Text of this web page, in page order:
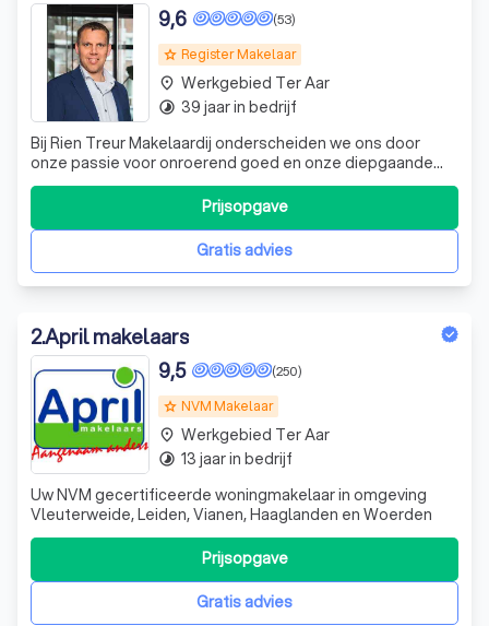
grade Register Makelaar
(53)
9,6
Bij Rien Treur Makelaardij onderscheiden we ons door
onze passie voor onroerend goed en onze diepgaande
kennis van de lokale markt. Als een familiebedrijf met
jarenlange ervaring, begrijpen we dat het kopen of
verkopen van een woning een belangrijke stap is in uw
leven. Wij begeleiden u persoonlijk
Gratis advies
Prijsopgave
place Werkgebied Ter Aar
timelapse 39 jaar in bedrijf
2.April makelaars
grade NVM Makelaar
(250)
9,5
Uw NVM gecertificeerde woningmakelaar in omgeving
Vleuterweide, Leiden, Vianen, Haaglanden en Woerden
Gratis advies
Prijsopgave
place Werkgebied Ter Aar
timelapse 13 jaar in bedrijf